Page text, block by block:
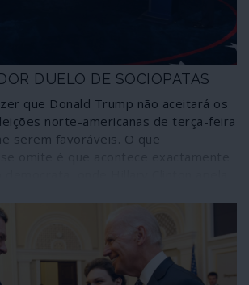
DUELO DE SOCIOPATAS
que Donald Trump não aceitará os
norte-americanas de terça-feira
serem favoráveis. O que
Intenção poucas vezes
é “politicamente correcto” ser-se
a vantagem atribuída pelas
esse cenário. Seja como for,
que as eleições sejam pacíficas,